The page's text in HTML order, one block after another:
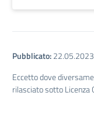
Pubblicato:22.05.2023
Eccetto dove
rilasciato sotto Licenza